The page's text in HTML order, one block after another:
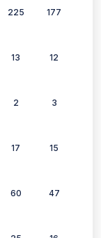
225 177
13 12
2 3
17 15
60 47